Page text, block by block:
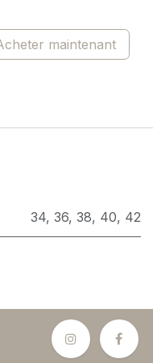
maintenant
34, 36, 38, 40, 42